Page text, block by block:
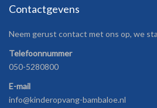
Contactgevens
Neem gerust contact met ons op, we
Telefoonnummer
050-5280800
E-mail
info@kinderopvang-bambaloe.nl